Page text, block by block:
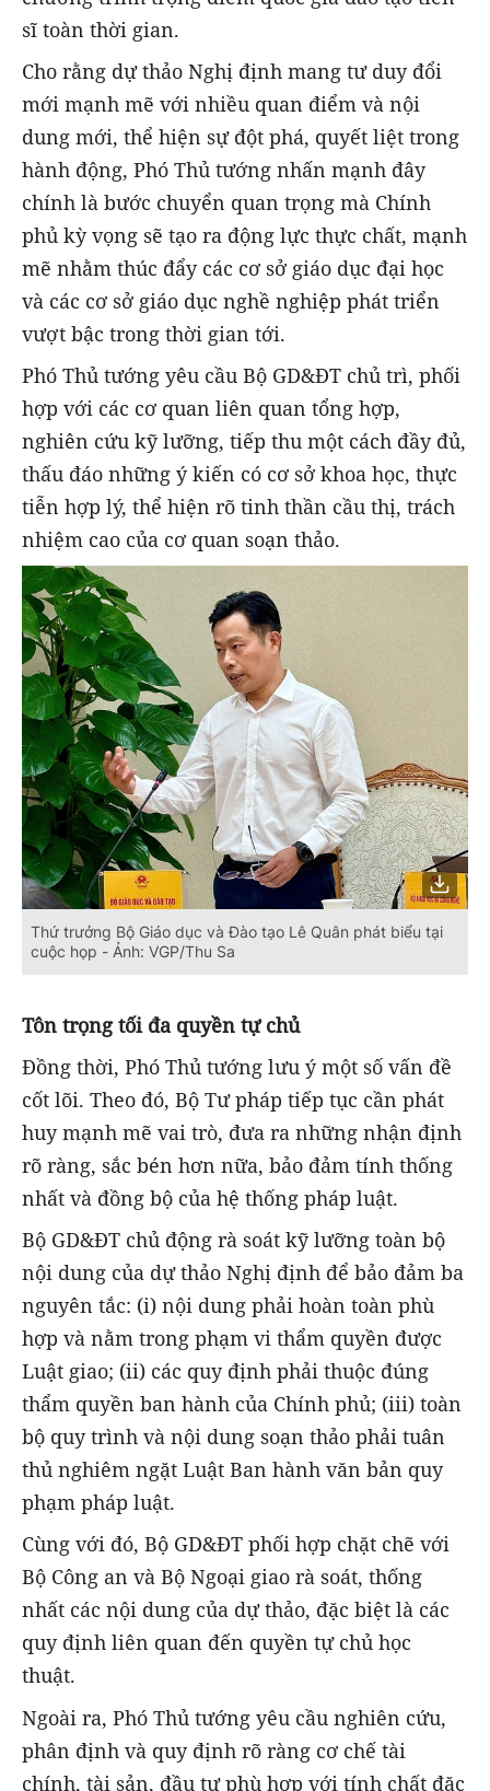
sĩ toàn thời gian.
Cho rằng dự thảo Nghị định mang tư duy đổi
mới mạnh mẽ với nhiều quan điểm và nội
dung mới, thể hiện sự đột phá, quyết liệt trong
hành động, Phó Thủ tướng nhấn mạnh đây
chính là bước chuyển quan trọng mà Chính
phủ kỳ vọng sẽ tạo ra động lực thực chất, mạnh
mẽ nhằm thúc đẩy các cơ sở giáo dục đại học
và các cơ sở giáo dục nghề nghiệp phát triển
vượt bậc trong thời gian tới.
Phó Thủ tướng yêu cầu Bộ GD&ĐT chủ trì, phối
hợp với các cơ quan liên quan tổng hợp,
nghiên cứu kỹ lưỡng, tiếp thu một cách đầy đủ,
thấu đáo những ý kiến có cơ sở khoa học, thực
tiễn hợp lý, thể hiện rõ tinh thần cầu thị, trách
nhiệm cao của cơ quan soạn thảo.
Thứ trưởng Bộ Giáo dục và Đào tạo Lê Quân phát biểu tại
cuộc họp - Ảnh: VGP/Thu Sa
Tôn trọng tối đa quyền tự chủ
Đồng thời, Phó Thủ tướng lưu ý một số vấn đề
cốt lõi. Theo đó, Bộ Tư pháp tiếp tục cần phát
huy mạnh mẽ vai trò, đưa ra những nhận định
rõ ràng, sắc bén hơn nữa, bảo đảm tính thống
nhất và đồng bộ của hệ thống pháp luật.
Bộ GD&ĐT chủ động rà soát kỹ lưỡng toàn bộ
nội dung của dự thảo Nghị định để bảo đảm ba
nguyên tắc: (i) nội dung phải hoàn toàn phù
hợp và nằm trong phạm vi thẩm quyền được
Luật giao; (ii) các quy định phải thuộc đúng
thẩm quyền ban hành của Chính phủ; (iii) toàn
bộ quy trình và nội dung soạn thảo phải tuân
thủ nghiêm ngặt Luật Ban hành văn bản quy
phạm pháp luật.
Cùng với đó, Bộ GD&ĐT phối hợp chặt chẽ với
Bộ Công an và Bộ Ngoại giao rà soát, thống
nhất các nội dung của dự thảo, đặc biệt là các
quy định liên quan đến quyền tự chủ học
thuật.
Ngoài ra, Phó Thủ tướng yêu cầu nghiên cứu,
phân định và quy định rõ ràng cơ chế tài
chính, tài sản, đầu tư phù hợp với tính chất đặc